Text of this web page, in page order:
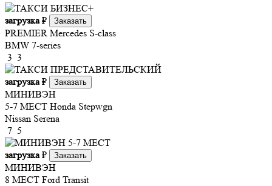
загрузка₽ Заказать
PREMIER Mercedes S-class
BMW 7-series
3 3
загрузка₽ Заказать
МИНИВЭН
5-7 МЕСТ Honda Stepwgn
Nissan Serena
7 5
загрузка₽ Заказать
МИНИВЭН
8 МЕСТ Ford Transit